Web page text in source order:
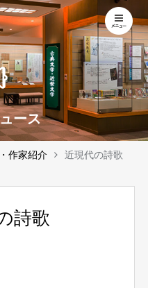
ース
作家紹介 近現代の詩歌
詩歌